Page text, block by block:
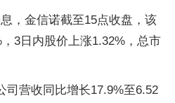
，金信诺截至15点收盘，该
3日内股价上涨1.32%，总市
司营收同比增长17.9%至6.52